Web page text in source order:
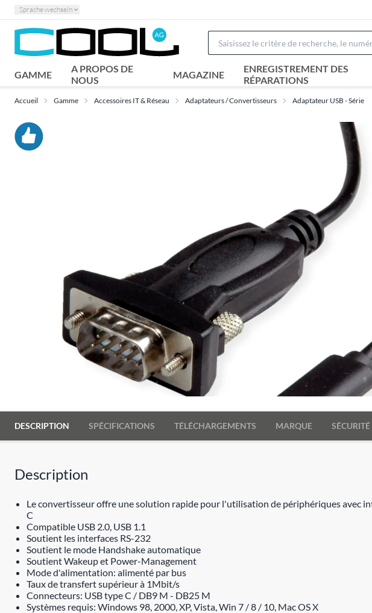
Sprache wechseln
GAMME
A PROPOS DE
NOUS
MAGAZINE
ENREGISTREMENT DES
RÉPARATIONS
Accueil Gamme Accessoires IT & Réseau Adaptateurs / Convertisseurs Adaptateur USB - Série
DESCRIPTION SPÉCIFICATIONS TÉLÉCHARGEMENTS MARQUE
Description
Le convertisseur offre une solution rapide pour l'utilisation de périphériques avec
C
Compatible USB 2.0, USB 1.1
Soutient les interfaces RS-232
Soutient le mode Handshake automatique
Soutient Wakeup et Power-Management
Mode d'alimentation: alimenté par bus
Taux de transfert supérieur à 1Mbit/s
Connecteurs: USB type C / DB9 M - DB25 M
Systèmes requis: Windows 98, 2000, XP, Vista, Win 7 / 8 / 10, Mac OS X